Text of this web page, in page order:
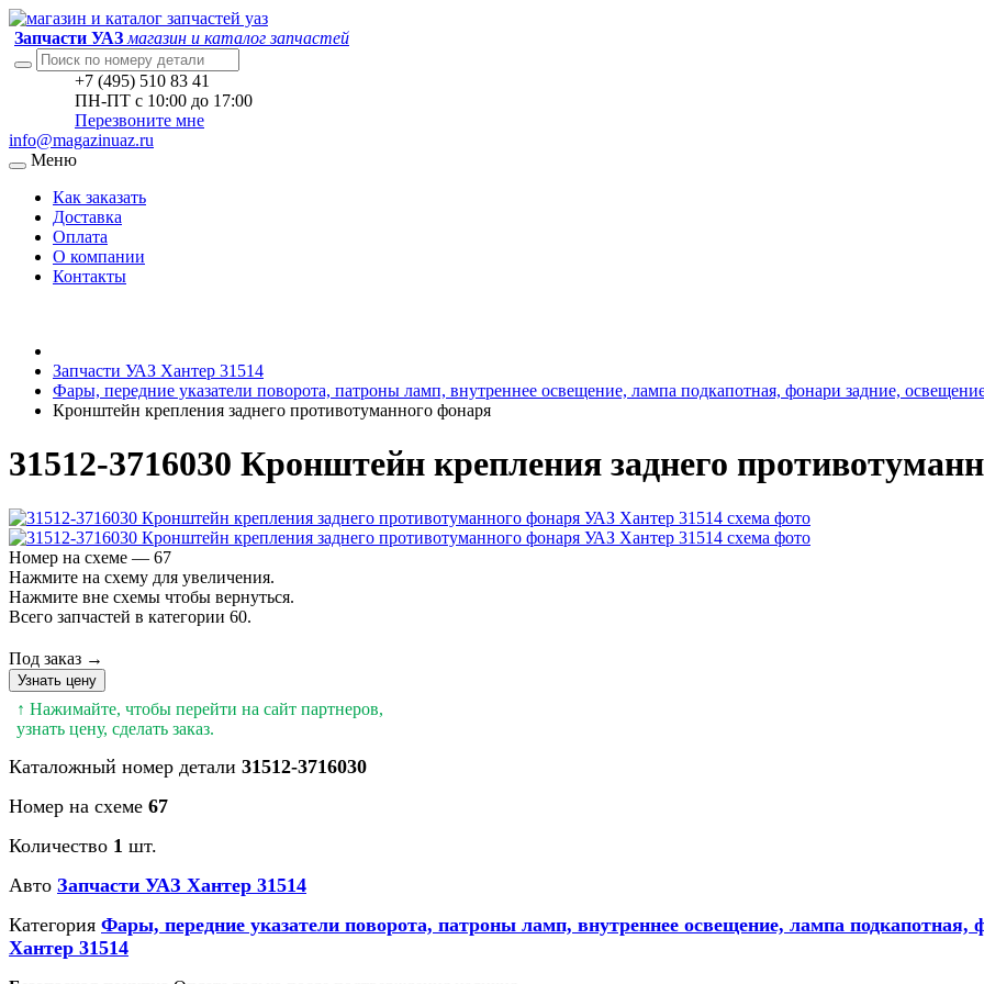
Запчасти УАЗ магазин и каталог запчастей
+7 (495) 510 83 41
ПН-ПТ с 10:00 до 17:00
Перезвоните мне
info@magazinuaz.ru
Меню
Как заказать
Доставка
Оплата
О компании
Контакты
Запчасти УАЗ Хантер 31514
Фары, передние указатели поворота, патроны ламп, внутреннее освещение, лампа подкапотная, фонари задние,
Кронштейн крепления заднего противотуманного фонаря
31512-3716030 Кронштейн крепления заднего
Номер на схеме — 67
Нажмите на схему для увеличения.
Нажмите вне схемы чтобы вернуться.
Всего запчастей в категории 60.
Под заказ →
Узнать цену
↑ Нажимайте, чтобы перейти на сайт партнеров,
узнать цену, сделать заказ.
Каталожный номер детали 31512-3716030
Номер на схеме 67
Количество 1 шт.
Авто Запчасти УАЗ Хантер 31514
Категория Фары, передние указатели поворота, патроны ламп, внутреннее освещение, лампа подкапотная,
Хантер 31514